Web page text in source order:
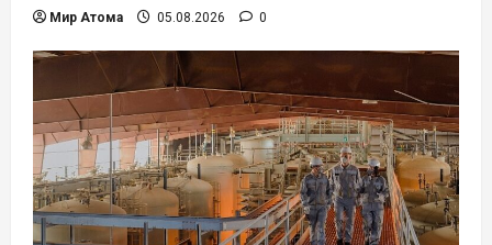
Мир Атома 05.08.2026 0